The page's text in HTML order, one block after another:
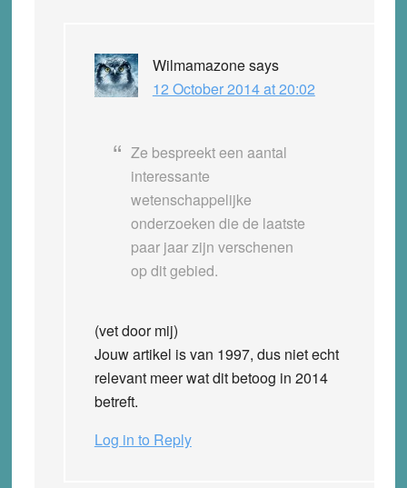
Wilmamazonesays
12 October 2014 at 20:02
Ze bespreekt een aantal
interessante
wetenschappelijke
onderzoeken die de laatste
paar jaar zijn verschenen
op dit gebied.
(vet door mij)
Jouw artikel is van 1997, dus niet echt
relevant meer wat dit betoog in 2014
betreft.
Log in to Reply